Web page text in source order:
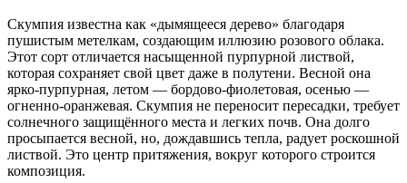
Скумпия известна как «дымящееся дерево» благодаря
пушистым метелкам, создающим иллюзию розового облака.
Этот сорт отличается насыщенной пурпурной листвой,
которая сохраняет свой цвет даже в полутени. Весной она
ярко-пурпурная, летом — бордово-фиолетовая, осенью —
огненно-оранжевая. Скумпия не переносит пересадки, требует
солнечного защищённого места и легких почв. Она долго
просыпается весной, но, дождавшись тепла, радует роскошной
листвой. Это центр притяжения, вокруг которого строится
композиция.